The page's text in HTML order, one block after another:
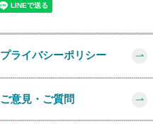
プライバシーポリシー
ご意見・ご質問